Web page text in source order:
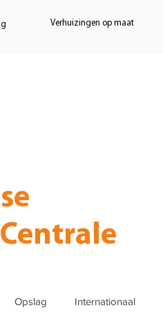
Verhuizingen op maat
Opslag Internationaal